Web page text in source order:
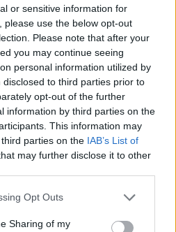
or sensitive information for
please use the below opt-out
Please note that after your
you may continue seeing
personal information utilized by
to third parties prior to
opt-out of the further
information by third parties on the
This information may
parties on the IAB’s List of
may further disclose it to other
app uses one or more Google
behaviour. You may click to
Opt Outs
Sharing of my
του 29χρονου πρώην
πρόγραμμα σύνταξης –
στο Βελιγράδι:
στο βάθος... Ρωσία
από τα καλύτερα
ισόγειο κατάστημα στο